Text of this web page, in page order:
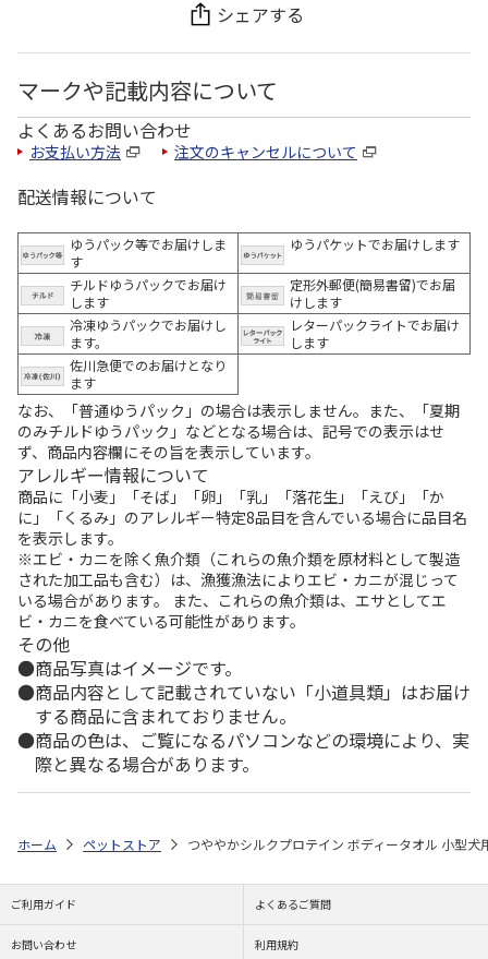
シェアする
マークや記載内容について
よくあるお問い合わせ
お支払い方法 注文のキャンセルについて
配送情報について
ゆうパック等でお届けしま
す
ゆうパケットでお届けします
チルドゆうパックでお届け
します
定形外郵便(簡易書留)でお届
けします
冷凍ゆうパックでお届けし
ます。
レターパックライトでお届け
します
佐川急便でのお届けとなり
ます
なお、「普通ゆうパック」の場合は表示しません。また、「夏期
のみチルドゆうパック」などとなる場合は、記号での表示はせ
ず、商品内容欄にその旨を表示しています。
アレルギー情報について
商品に「小麦」「そば」「卵」「乳」「落花生」「えび」「か
に」「くるみ」のアレルギー特定8品目を含んでいる場合に品目名
を表示します。
※エビ・カニを除く魚介類（これらの魚介類を原材料として製造
された加工品も含む）は、漁獲漁法によりエビ・カニが混じって
いる場合があります。 また、これらの魚介類は、エサとしてエ
ビ・カニを食べている可能性があります。
その他
商品写真はイメージです。
商品内容として記載されていない「小道具類」はお届け
する商品に含まれておりません。
商品の色は、ご覧になるパソコンなどの環境により、実
際と異なる場合があります。
ホーム ペットストア つややかシルクプロテイン ボディータオル 小型犬
ご利用ガイド よくあるご質問
お問い合わせ 利用規約